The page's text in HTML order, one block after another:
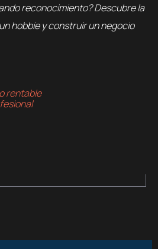
reconocimiento? Descubre la
hobbie y construir un negocio
rentable